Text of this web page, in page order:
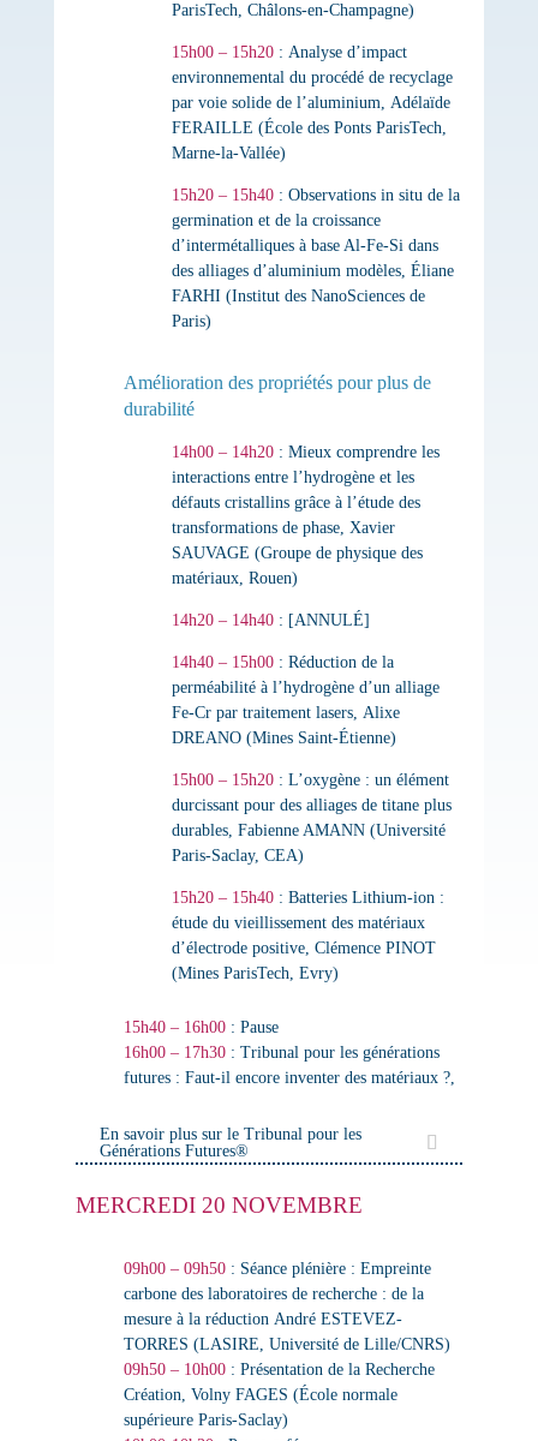
ParisTech, Châlons-en-Champagne)
15h00 – 15h20: Analyse d’impact
environnemental du procédé de recyclage
par voie solide de l’aluminium, Adélaïde
FERAILLE (École des Ponts ParisTech,
Marne-la-Vallée)
15h20 – 15h40: Observations in situ de la
germination et de la croissance
d’intermétalliques à base Al-Fe-Si dans
des alliages d’aluminium modèles, Éliane
FARHI (Institut des NanoSciences de
Paris)
Amélioration des propriétés pour plus de
durabilité
14h00 – 14h20: Mieux comprendre les
interactions entre l’hydrogène et les
défauts cristallins grâce à l’étude des
transformations de phase, Xavier
SAUVAGE (Groupe de physique des
matériaux, Rouen)
14h20 – 14h40: [ANNULÉ]
14h40 – 15h00: Réduction de la
perméabilité à l’hydrogène d’un alliage
Fe-Cr par traitement lasers, Alixe
DREANO (Mines Saint-Étienne)
15h00 – 15h20: L’oxygène : un élément
durcissant pour des alliages de titane plus
durables, Fabienne AMANN (Université
Paris-Saclay, CEA)
15h20 – 15h40: Batteries Lithium-ion :
étude du vieillissement des matériaux
d’électrode positive, Clémence PINOT
(Mines ParisTech, Evry)
15h40 – 16h00: Pause
16h00 – 17h30: Tribunal pour les générations
futures : Faut-il encore inventer des matériaux ?,
En savoir plus sur le Tribunal pour les
Générations Futures®
MERCREDI 20 NOVEMBRE
09h00 – 09h50: Séance plénière : Empreinte
carbone des laboratoires de recherche : de la
mesure à la réduction André ESTEVEZ-
TORRES (LASIRE, Université de Lille/CNRS)
09h50 – 10h00: Présentation de la Recherche
Création, Volny FAGES (École normale
supérieure Paris-Saclay)